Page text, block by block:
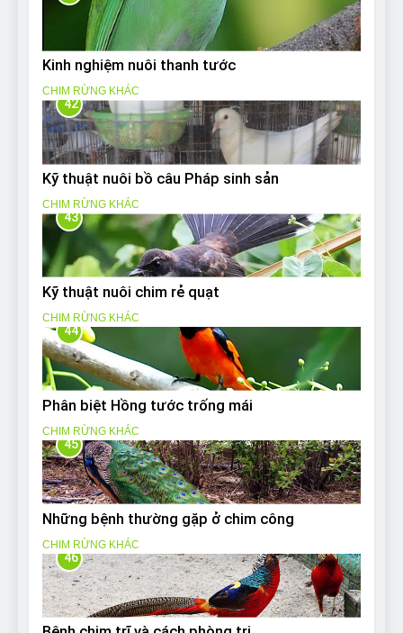
Kinh nghiệm nuôi thanh tước
CHIM RỪNG KHÁC
42
Kỹ thuật nuôi bồ câu Pháp sinh sản
CHIM RỪNG KHÁC
43
Kỹ thuật nuôi chim rẻ quạt
CHIM RỪNG KHÁC
44
Phân biệt Hồng tước trống mái
CHIM RỪNG KHÁC
45
Những bệnh thường gặp ở chim công
CHIM RỪNG KHÁC
46